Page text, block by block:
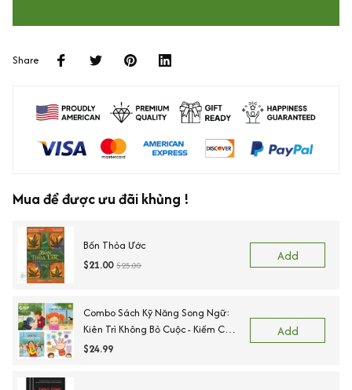
Share
Mua để được ưu đãi khủng !
Bốn Thỏa Ước
$21.00 $25.00
Add
Combo Sách Kỹ Năng Song Ngữ:
Kiên Trì Không Bỏ Cuộc - Kiềm Chế
Cơn Tức Giận - Ngõ Lời Khi Cần
$24.99
Add